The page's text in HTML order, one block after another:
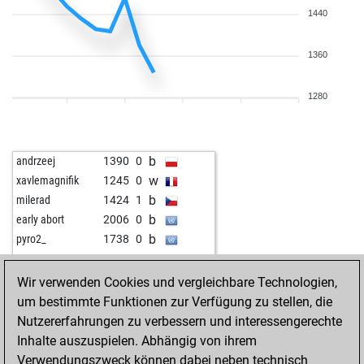
1440
1360
1280
andrzeej 1390 0 b
xavlemagnifik 1245 0 w
milerad 1424 1 b
early abort 2006 0 b
pyro2_ 1738 0 b
pyro2_ 1732 0 w
chesstosterone83 1716 0 b
piere 1774 0 w
helmut_ulm 1526 0 w
Wir verwenden Cookies und vergleichbare Technologien,
um bestimmte Funktionen zur Verfügung zu stellen, die
Nutzererfahrungen zu verbessern und interessengerechte
Inhalte auszuspielen. Abhängig von ihrem
Verwendungszweck können dabei neben technisch